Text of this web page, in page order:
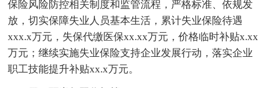
保险风险防控相关制度和监管流程，严格标准、依规发
放，切实保障失业人员基本生活，累计失业保险待遇
xxx.x万元，失保代缴医保xx.xx万元，价格临时补贴x.xx
万元；继续实施失业保险支持企业发展行动，落实企业
职工技能提升补贴xx.x万元。